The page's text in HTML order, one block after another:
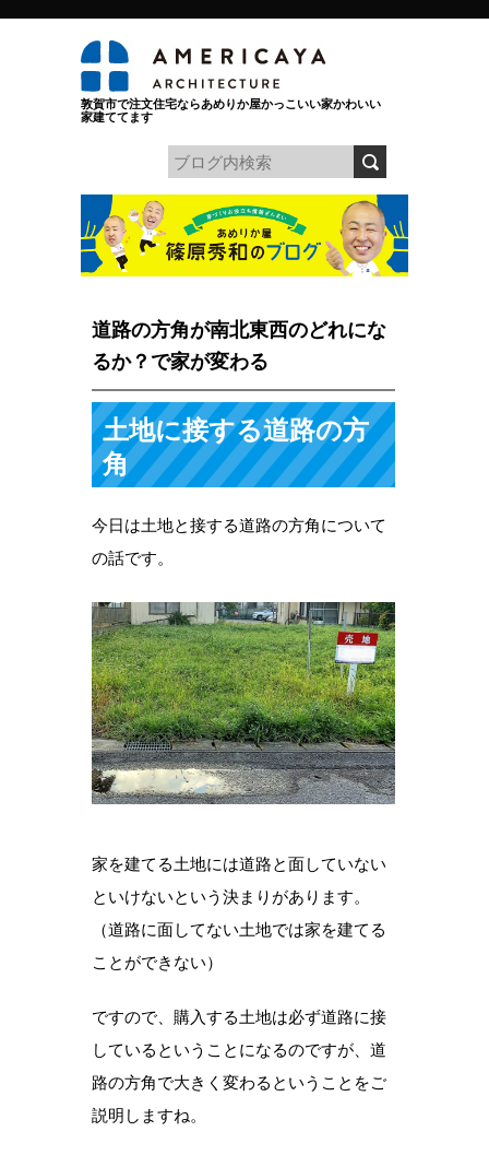
敦賀市で注文住宅ならあめりか屋かっこいい家かわいい
家建ててます
道路の方角が南北東西のどれにな
るか？で家が変わる
土地に接する道路の方
角
今日は土地と接する道路の方角について
の話です。
家を建てる土地には道路と面していない
といけないという決まりがあります。
（道路に面してない土地では家を建てる
ことができない）
ですので、購入する土地は必ず道路に接
しているということになるのですが、道
路の方角で大きく変わるということをご
説明しますね。